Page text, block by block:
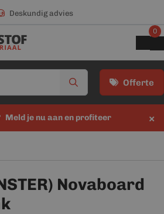
Deskundig advies
Offerte
0
Meld je nu aan en profiteer ×
Novaboard